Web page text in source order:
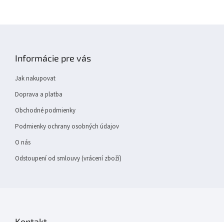
Informácie pre vás
Jak nakupovat
Doprava a platba
Obchodné podmienky
Podmienky ochrany osobných údajov
O nás
Odstoupení od smlouvy (vrácení zboží)